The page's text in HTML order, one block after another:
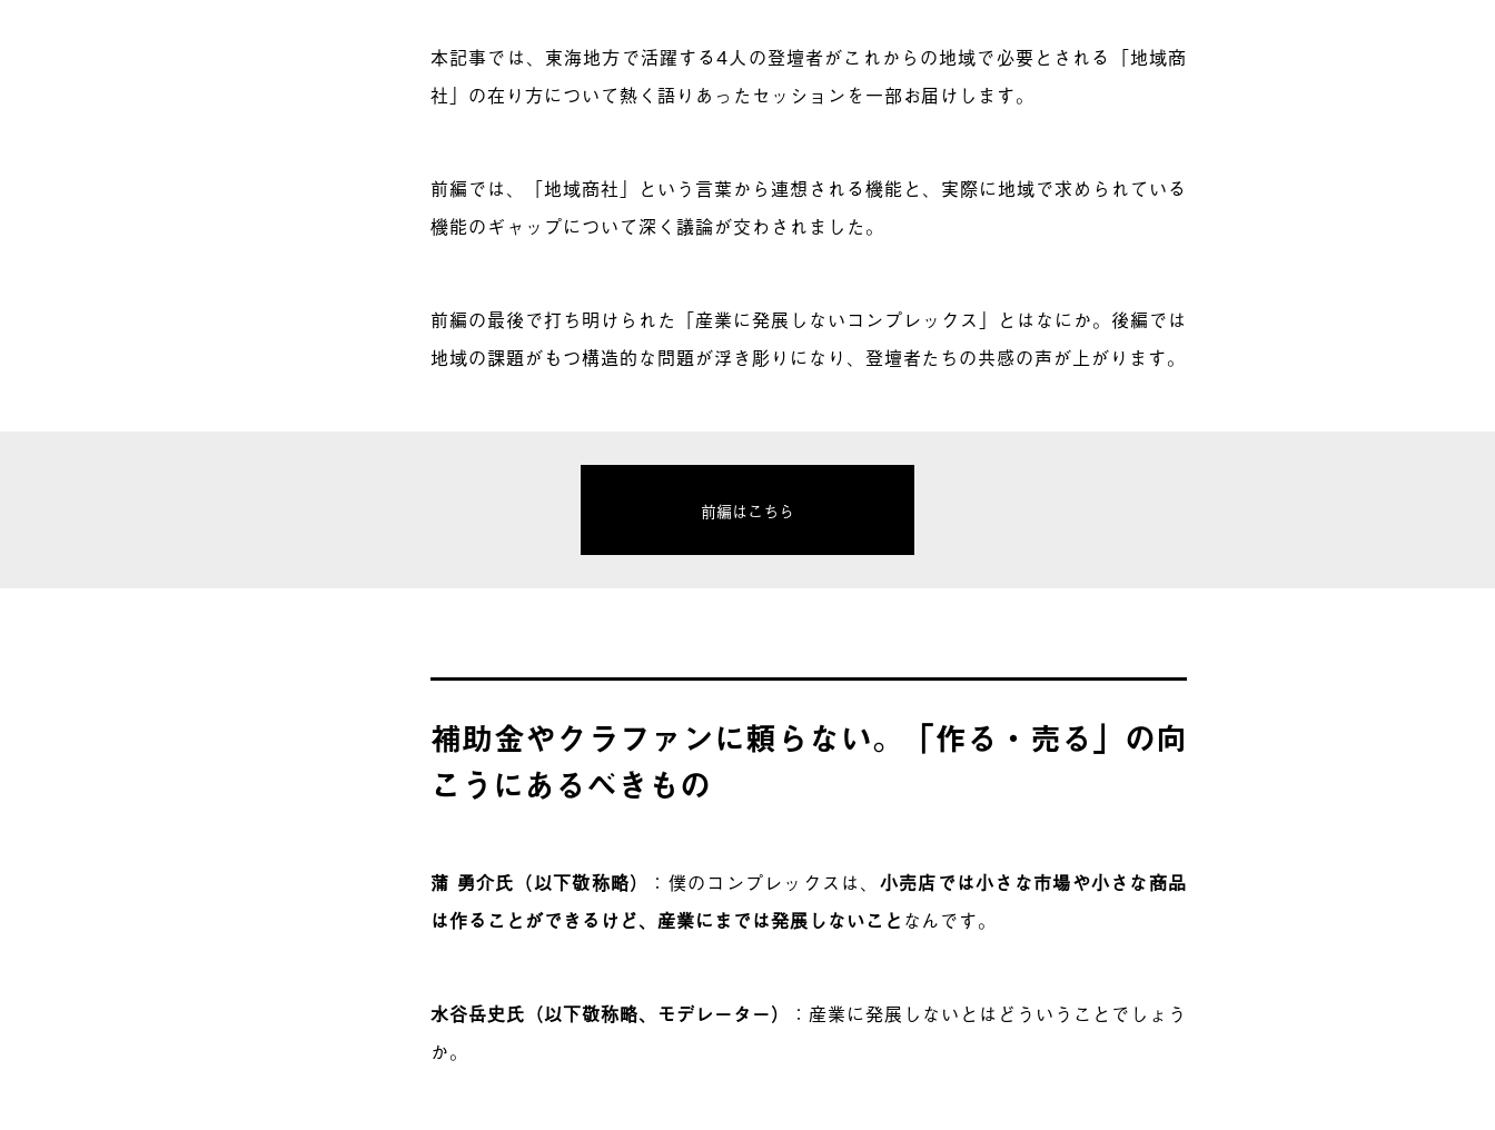
本記事では、東海地方で活躍する4人の登壇者がこれからの地域で必要とされる「地域商
社」の在り方について熱く語りあったセッションを一部お届けします。
前編では、「地域商社」という言葉から連想される機能と、実際に地域で求められている
機能のギャップについて深く議論が交わされました。
前編の最後で打ち明けられた「産業に発展しないコンプレックス 」とはなにか。後編では
地域の課題がもつ構造的な問題が浮き彫りになり、登壇者たちの共感の声が上がります。
前編はこちら
補助金やクラファンに頼らない。「作る・売る」の向
こうにあるべきもの
蒲 勇介氏（以下敬称略） ：僕のコンプレックスは、 小売店では小さな市場や小さな商品
は作ることができるけど、産業にまでは発展しないこと なんです。
水谷岳史氏（以下敬称略、モデレーター）
：産業に発展しないとはどういうことでしょう
か。